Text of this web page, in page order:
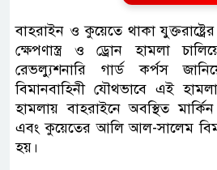
বাহরাইন ও কুয়েতে থাকা
ক্ষেপণাস্ত্র ও ড্রোন হামলা
রেভল্যুশনারি গার্ড কর্পস
বিমানবাহিনী যৌথভাবে এই
হামলায় বাহরাইনে অবস্থিত
এবং কুয়েতের আলি আল-সালেম
হয়।